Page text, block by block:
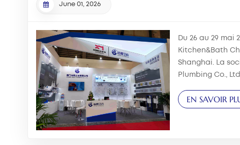
June 01, 2026
Du 26 au 29 mai
Kitchen&Bath
Shanghai. La
Plumbing Co.,
gamme de
EN SAVOIR